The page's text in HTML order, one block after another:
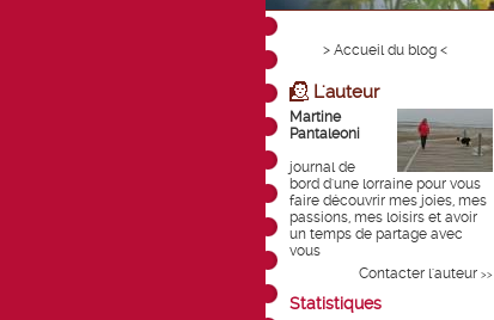
> Accueil du blog <
L'auteur
Martine
Pantaleoni
journal de
bord d'une lorraine pour vous
faire découvrir mes joies, mes
passions, mes loisirs et avoir
un temps de partage avec
vous
Contacter l'auteur >>
Statistiques